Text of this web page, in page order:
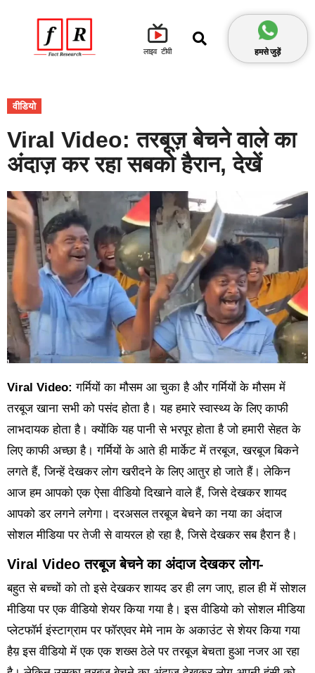
लाइव टीवी हमसे जुड़ें
वीडियो
Viral Video: तरबूज़ बेचने वाले का
अंदाज़ कर रहा सबको हैरान, देखें
Viral Video:गर्मियों का मौसम आ चुका है और गर्मियों के मौसम में
तरबूज खाना सभी को पसंद होता है। यह हमारे स्वास्थ्य के लिए काफी
लाभदायक होता है। क्योंकि यह पानी से भरपूर होता है जो हमारी सेहत के
लिए काफी अच्छा है। गर्मियों के आते ही मार्केट में तरबूज, खरबूज बिकने
लगते हैं, जिन्हें देखकर लोग खरीदने के लिए आतुर हो जाते हैं। लेकिन
आज हम आपको एक ऐसा वीडियो दिखाने वाले हैं, जिसे देखकर शायद
आपको डर लगने लगेगा। दरअसल तरबूज बेचने का नया का अंदाज
सोशल मीडिया पर तेजी से वायरल हो रहा है, जिसे देखकर सब हैरान है।
Viral Videoतरबूज बेचने का अंदाज देखकर लोग-
बहुत से बच्चों को तो इसे देखकर शायद डर ही लग जाए, हाल ही में सोशल
मीडिया पर एक वीडियो शेयर किया गया है। इस वीडियो को सोशल मीडिया
प्लेटफॉर्म इंस्टाग्राम पर फॉरएवर मेमे नाम के अकाउंट से शेयर किया गया
हैय़ इस वीडियो में एक एक शख्स ठेले पर तरबूज बेचता हुआ नजर आ रहा